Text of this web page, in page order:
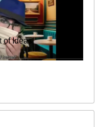
of Ideas